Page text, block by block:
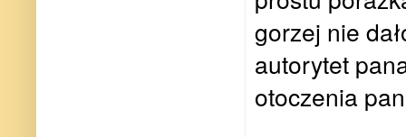
gorzej nie
autorytet
otoczenia